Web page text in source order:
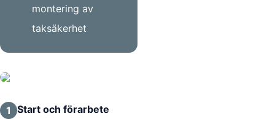
montering av
taksäkerhet
1 Start och förarbete